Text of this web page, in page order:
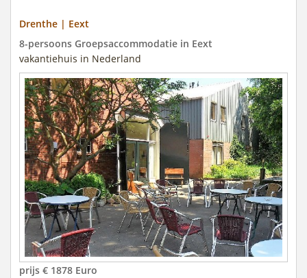
Drenthe | Eext
8-persoons Groepsaccommodatie in Eext
vakantiehuis in Nederland
prijs € 1878 Euro